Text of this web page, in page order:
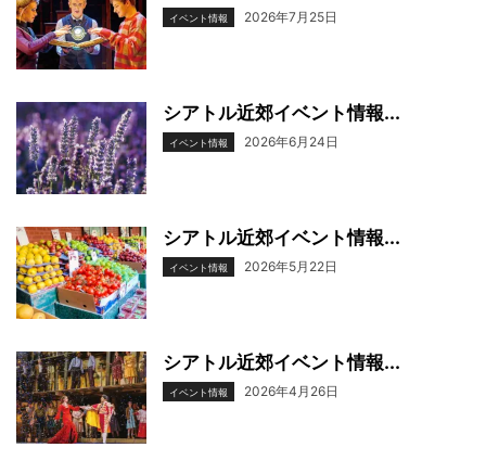
イベント情報 2026年7月25日
シアトル近郊イベント情報...
イベント情報 2026年6月24日
シアトル近郊イベント情報...
イベント情報 2026年5月22日
シアトル近郊イベント情報...
イベント情報 2026年4月26日